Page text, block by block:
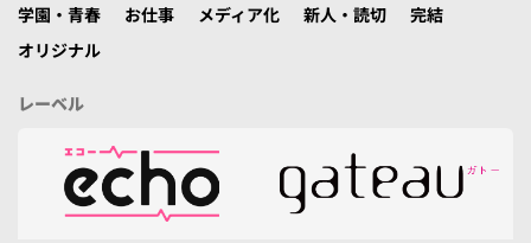
学園・青春
お仕事 メディア化 新人・読切
完結
オリジナル
レーベル